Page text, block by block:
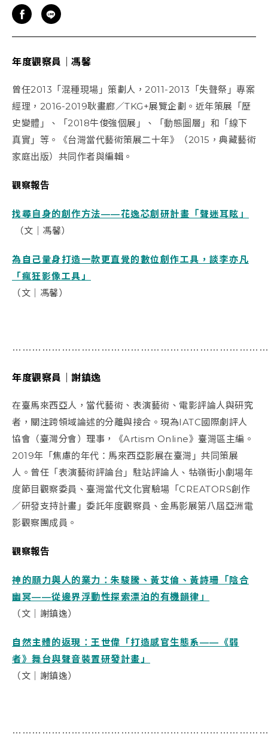
年度觀察員｜馮馨
曾任2013「混種現場」策劃人，2011-2013「失聲祭」專案
經理， 2016-2019耿畫廊／TKG+展覽企劃。近年策展「歷
史變體」、「2018牛俊強個展」、「動態圖層」和「線下
真實」等。《台灣當代藝術策展二十年》（2015，典藏藝術
家庭出版）共同作者與編輯。
觀察報告
找尋自身的創作方法――花逸芯創研計畫「聲迷耳眩」
（文｜馮馨）
為自己量身打造一款更直覺的數位創作工具，談李亦凡
「瘋狂影像工具」
（文｜馮馨）
年度觀察員｜ 謝鎮逸
在臺馬來西亞人，當代藝術、表演藝術、電影評論人與研究
者，關注跨領域論述的分離與接合。現為IATC國際劇評人
協會（臺灣分會）理事，《Artism Online》臺灣區主編。
2019年「焦慮的年代：馬來西亞影展在臺灣」共同策展
人。曾任「表演藝術評論台」駐站評論人、牯嶺街小劇場年
度節目觀察委員、臺灣當代文化實驗場「CREATORS創作
／研發支持計畫」委託年度觀察員、金馬影展第八屆亞洲電
影觀察團成員。
觀察報告
神的願力與人的業力：朱駿騰、黃艾倫、黃詩珊「陰合
幽冥――從邊界浮動性探索漂泊的有機韻律」
（文｜謝鎮逸）
自然主體的返現：王世偉「打造感官生態系――《弱
者》舞台與聲音裝置研發計畫」
（文｜謝鎮逸）